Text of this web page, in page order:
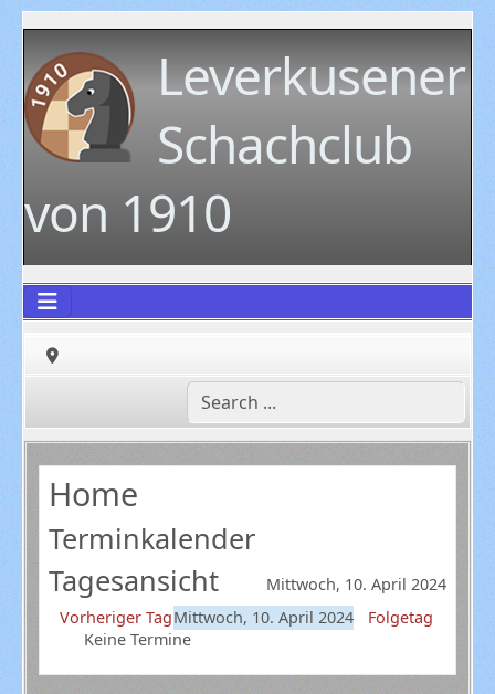
Leverkusener
Schachclub
von 1910
Home
Terminkalender
Tagesansicht
Mittwoch, 10. April 2024
Vorheriger TagMittwoch, 10. April 2024
Folgetag
Keine Termine